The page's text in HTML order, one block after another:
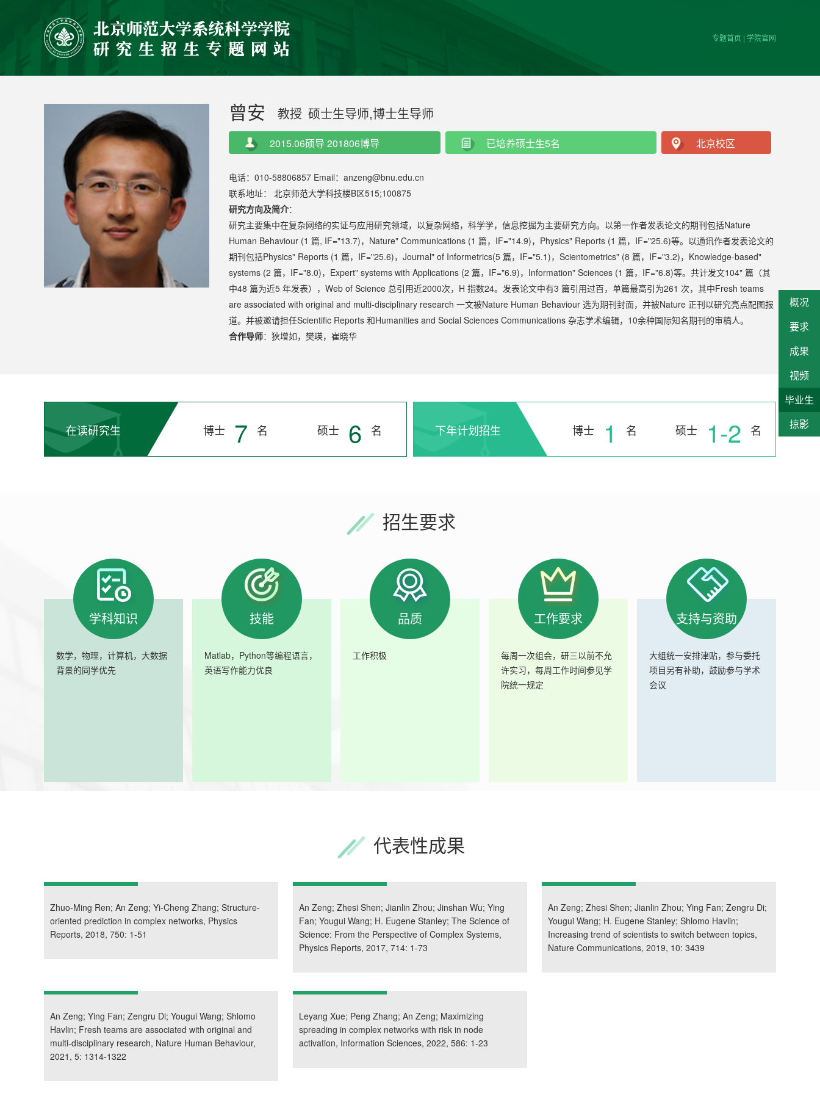
专题首页 | 学院官网
概况
要求
成果
视频
毕业生
掠影
曾安 教授 硕士生导师,博士生导师
2015.06硕导 201806博导 已培养硕士生5名 北京校区
电话：010-58806857 Email：anzeng@bnu.edu.cn
联系地址： 北京师范大学科技楼B区515;100875
研究方向及简介：
研究主要集中在复杂网络的实证与应用研究领域，以复杂网络，科学学，信息挖掘为主要研究方向。以第一作者发表论文的期刊包括Nature
Human Behaviour (1 篇, IF="13.7)，Nature" Communications (1 篇，IF="14.9)，Physics" Reports (1 篇，IF="25.6)等。以通讯作者发表论文的
期刊包括Physics" Reports (1 篇，IF="25.6)，Journal" of Informetrics(5 篇，IF="5.1)，Scientometrics" (8 篇，IF="3.2)，Knowledge-based"
systems (2 篇，IF="8.0)，Expert" systems with Applications (2 篇，IF="6.9)，Information" Sciences (1 篇，IF="6.8)等。共计发文104" 篇（其
中48 篇为近5 年发表），Web of Science 总引用近2000次，H 指数24。发表论文中有3 篇引用过百，单篇最高引为261 次，其中Fresh teams
are associated with original and multi-disciplinary research 一文被Nature Human Behaviour 选为期刊封面，并被Nature 正刊以研究亮点配图报
道。并被邀请担任Scientific Reports 和Humanities and Social Sciences Communications 杂志学术编辑，10余种国际知名期刊的审稿人。
合作导师： 狄增如， 樊瑛， 崔晓华
在读研究生 博士 7 名 硕士 6 名 下年计划招生 博士 1 名 硕士 1-2 名
招生要求
学科知识
数学，物理，计算机，大数据
背景的同学优先
技能
Matlab，Python等编程语言，
英语写作能力优良
品质
工作积极
工作要求
每周一次组会，研三以前不允
许实习，每周工作时间参见学
院统一规定
支持与资助
大组统一安排津贴，参与委托
项目另有补助，鼓励参与学术
会议
代表性成果
Zhuo-Ming Ren; An Zeng; Yi-Cheng Zhang; Structure-
oriented prediction in complex networks, Physics
Reports, 2018, 750: 1-51
An Zeng; Zhesi Shen; Jianlin Zhou; Jinshan Wu; Ying
Fan; Yougui Wang; H. Eugene Stanley; The Science of
Science: From the Perspective of Complex Systems,
Physics Reports, 2017, 714: 1-73
An Zeng; Zhesi Shen; Jianlin Zhou; Ying Fan; Zengru Di;
Yougui Wang; H. Eugene Stanley; Shlomo Havlin;
Increasing trend of scientists to switch between topics,
Nature Communications, 2019, 10: 3439
An Zeng; Ying Fan; Zengru Di; Yougui Wang; Shlomo
Havlin; Fresh teams are associated with original and
multi-disciplinary research, Nature Human Behaviour,
2021, 5: 1314-1322
Leyang Xue; Peng Zhang; An Zeng; Maximizing
spreading in complex networks with risk in node
activation, Information Sciences, 2022, 586: 1-23